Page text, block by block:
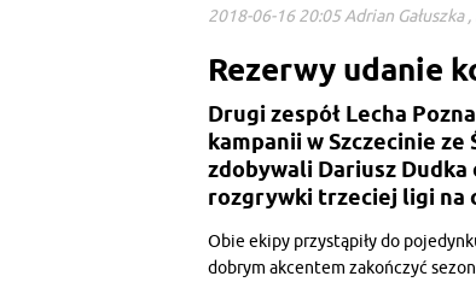
2018-06-16 20:05 Adrian Gałuszka
Rezerwy udanie
Drugi zespół Lecha
kampanii w Szczecinie
zdobywali Dariusz Dudka
rozgrywki trzeciej ligi na
Obie ekipy przystąpiły do
dobrym akcentem zakończyć